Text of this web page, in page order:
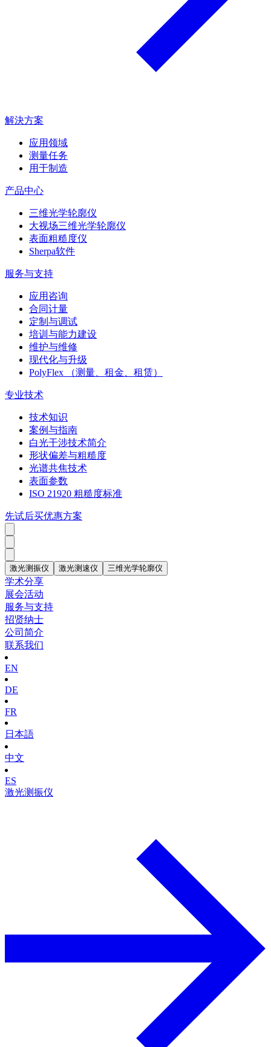
解決方案
应用领域
测量任务
用于制造
产品中心
三维光学轮廓仪
大视场三维光学轮廓仪
表面粗糙度仪
Sherpa软件
服务与支持
应用咨询
合同计量
定制与调试
培训与能力建设
维护与维修
现代化与升级
PolyFlex （测量、租金、租赁）
专业技术
技术知识
案例与指南
白光干涉技术简介
形状偏差与粗糙度
光谱共焦技术
表面参数
ISO 21920 粗糙度标准
先试后买优惠方案
激光测振仪 激光测速仪 三维光学轮廓仪
学术分享
展会活动
服务与支持
招贤纳士
公司简介
联系我们
EN
DE
FR
日本語
中文
ES
激光测振仪